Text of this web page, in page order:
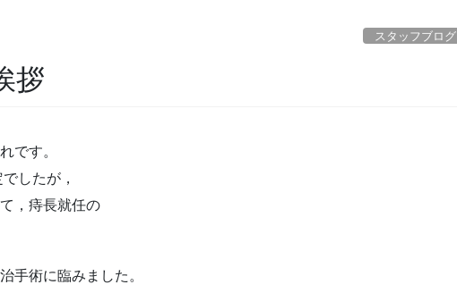
スタッフブログ
拶
です。
したが，
，痔長就任の
手術に臨みました。